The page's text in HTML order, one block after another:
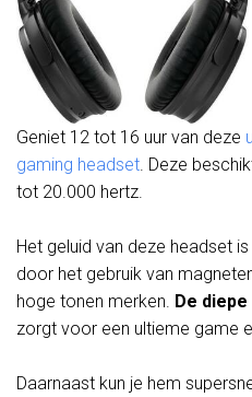
Geniet 12 tot 16 uur van deze
gaming headset. Deze
tot 20.000 hertz.
Het geluid van deze headset
door het gebruik van
hoge tonen merken. De diepe
zorgt voor een ultieme game
Daarnaast kun je hem